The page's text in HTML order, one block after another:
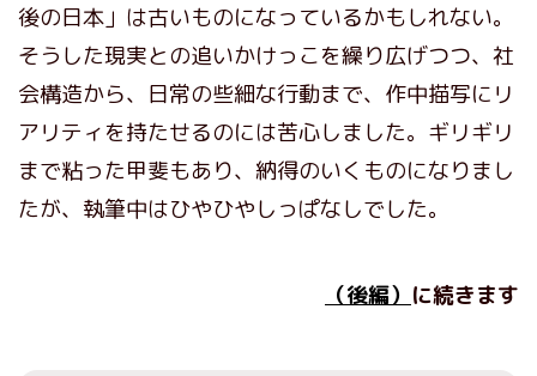
後の日本」は古いものになっているかもしれない。
そうした現実との追いかけっこを繰り広げつつ、社
会構造から、日常の些細な行動まで、作中描写にリ
アリティを持たせるのには苦心しました。ギリギリ
まで粘った甲斐もあり、納得のいくものになりまし
たが、執筆中はひやひやしっぱなしでした。
（後編） に続きます